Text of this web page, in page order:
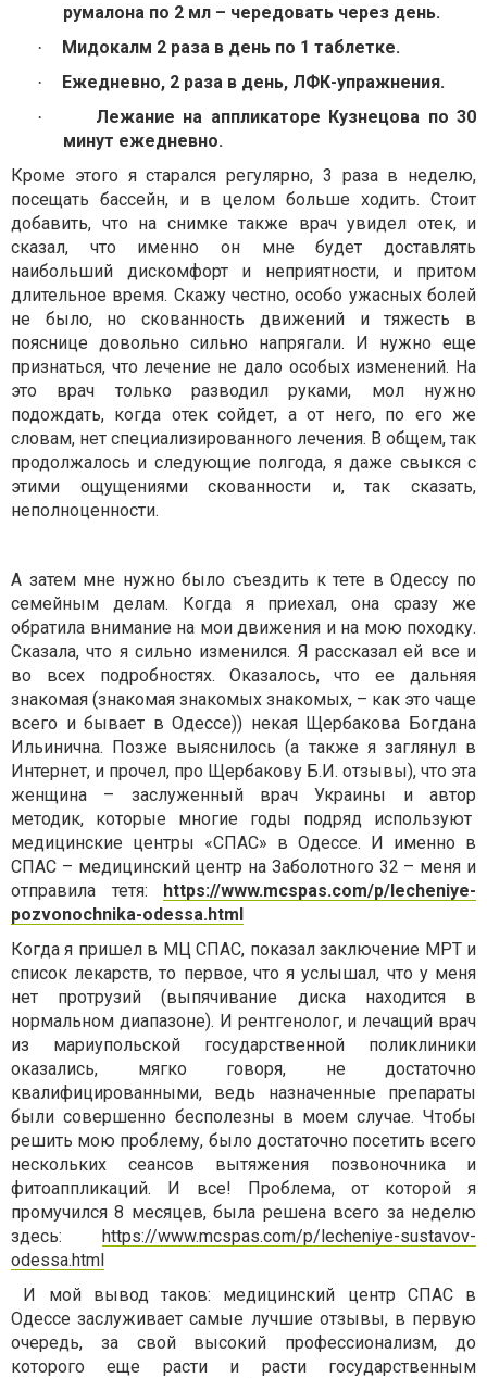
румалона по 2 мл – чередовать через день.
· Мидокалм 2 раза в день по 1 таблетке.
· Ежедневно, 2 раза в день, ЛФК-упражнения.
·
Лежание на аппликаторе Кузнецова по 30
минут ежедневно.
Кроме этого я старался регулярно, 3 раза в неделю,
посещать бассейн, и в целом больше ходить. Стоит
добавить, что на снимке также врач увидел отек, и
сказал, что именно он мне будет доставлять
наибольший дискомфорт и неприятности, и притом
длительное время. Скажу честно, особо ужасных болей
не было, но скованность движений и тяжесть в
пояснице довольно сильно напрягали. И нужно еще
признаться, что лечение не дало особых изменений. На
это врач только разводил руками, мол нужно
подождать, когда отек сойдет, а от него, по его же
словам, нет специализированного лечения. В общем, так
продолжалось и следующие полгода, я даже свыкся с
этими ощущениями скованности и, так сказать,
неполноценности.
А затем мне нужно было съездить к тете в Одессу по
семейным делам. Когда я приехал, она сразу же
обратила внимание на мои движения и на мою походку.
Сказала, что я сильно изменился. Я рассказал ей все и
во всех подробностях. Оказалось, что ее дальняя
знакомая (знакомая знакомых знакомых, – как это чаще
всего и бывает в Одессе)) некая Щербакова Богдана
Ильинична. Позже выяснилось (а также я заглянул в
Интернет, и прочел, про Щербакову Б.И. отзывы), что эта
женщина – заслуженный врач Украины и автор
методик, которые многие годы подряд используют
медицинские центры «СПАС» в Одессе. И именно в
СПАС – медицинский центр на Заболотного 32 – меня и
отправила тетя: https://www.mcspas.com/p/lecheniye-
pozvonochnika-odessa.html
Когда я пришел в МЦ СПАС, показал заключение МРТ и
список лекарств, то первое, что я услышал, что у меня
нет протрузий (выпячивание диска находится в
нормальном диапазоне). И рентгенолог, и лечащий врач
из мариупольской государственной поликлиники
оказались, мягко говоря, не достаточно
квалифицированными, ведь назначенные препараты
были совершенно бесполезны в моем случае. Чтобы
решить мою проблему, было достаточно посетить всего
нескольких сеансов вытяжения позвоночника и
фитоаппликаций. И все! Проблема, от которой я
промучился 8 месяцев, была решена всего за неделю
здесь: https://www.mcspas.com/p/lecheniye-sustavov-
odessa.html
И мой вывод таков: медицинский центр СПАС в
Одессе заслуживает самые лучшие отзывы, в первую
очередь, за свой высокий профессионализм, до
которого еще расти и расти государственным